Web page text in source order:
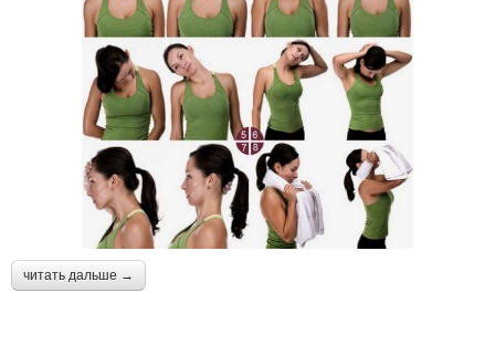
читать дальше →